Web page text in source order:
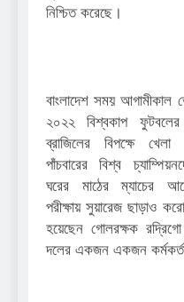
নিশ্চিত করেছে।
বাংলাদেশ সময় আগামীকাল
২০২২ বিশ্বকাপ ফুটবলের
ব্রাজিলের বিপক্ষে
পাঁচবারের বিশ্ব
ঘরের মাঠের ম্যাচের
পরীক্ষায় সুয়ারেজ ছাড়াও
হয়েছেন গোলরক্ষক
দলের একজন একজন